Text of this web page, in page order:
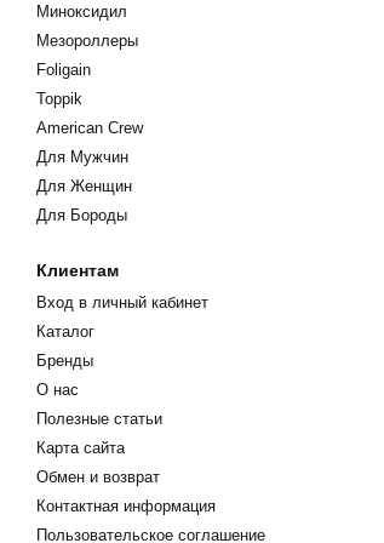
Мужское облысение возникает, когда
сокращается. Блокировка DHT – ключ к
этого, здоровым кудрям и новым
Миноксидил и Триоксидил работают
волос, стимулируя внеклеточный матрикс
Миноксидил
Мезороллеры
Foligain
Toppik
American Crew
Для Мужчин
Для Женщин
Для Бороды
Клиентам
Вход в личный кабинет
Каталог
Бренды
О нас
Полезные статьи
Карта сайта
Обмен и возврат
Контактная информация
Пользовательское соглашение